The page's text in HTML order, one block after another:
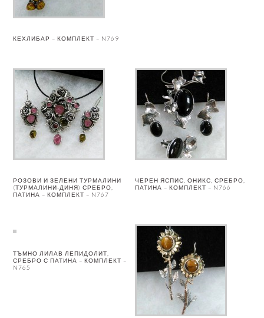
КЕХЛИБАР – КОМПЛЕКТ – N769
РОЗОВИ И ЗЕЛЕНИ ТУРМАЛИНИ
(ТУРМАЛИНИ-ДИНЯ) СРЕБРО,
ПАТИНА – КОМПЛЕКТ – N767
ЧЕРЕН ЯСПИС, ОНИКС, СРЕБРО,
ПАТИНА – КОМПЛЕКТ – N766
ТЪМНО ЛИЛАВ ЛЕПИДОЛИТ,
СРЕБРО С ПАТИНА – КОМПЛЕКТ –
N765